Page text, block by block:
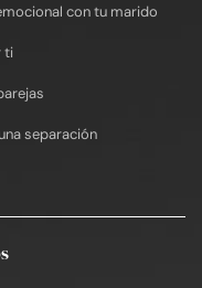
con tu marido
ti
separación